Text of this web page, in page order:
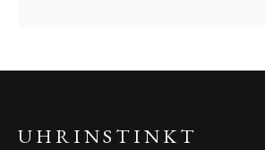
UHRINSTINKT